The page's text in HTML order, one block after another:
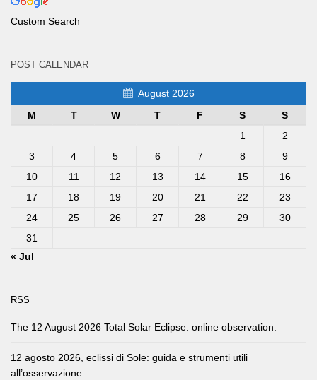
Custom Search
POST CALENDAR
August 2026
M
T W T F S
S
1
2
3
4 5 6 7 8
9
10
11 12 13 14 15
16
17
18 19 20 21 22
23
24
25 26 27 28 29
30
31
« Jul
RSS
The 12 August 2026 Total Solar Eclipse: online observation.
12 agosto 2026, eclissi di Sole: guida e strumenti utili
all’osservazione